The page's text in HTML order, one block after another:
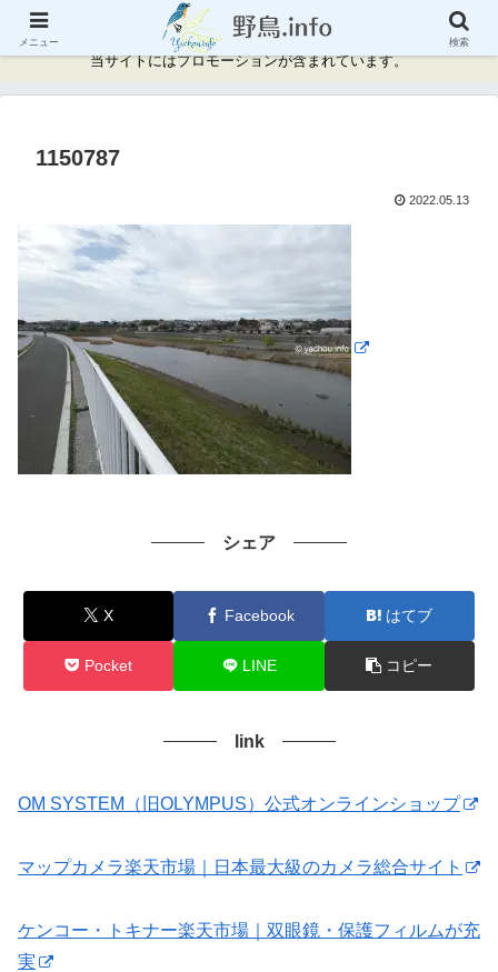
神奈川県周辺の野鳥情報と記録
当サイトにはプロモーションが含まれています。
1150787
2022.05.13
シェア
X Facebook はてブ
Pocket LINE コピー
link
OM SYSTEM（旧OLYMPUS）公式オンラインショップ
マップカメラ楽天市場｜日本最大級のカメラ総合サイト
ケンコー・トキナー楽天市場｜双眼鏡・保護フィルムが充
実
メニュー 検索